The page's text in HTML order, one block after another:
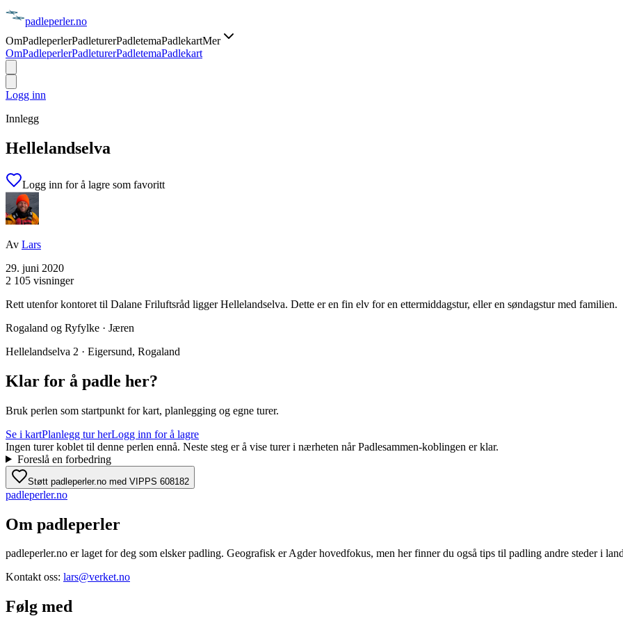
padleperler.no
OmPadleperlerPadleturerPadletemaPadlekartMer
OmPadleperlerPadleturerPadletemaPadlekart
Logg inn
Innlegg
Hellelandselva
Logg inn for å lagre som favoritt
Av Lars
29. juni 2020
2 105 visninger
Rett utenfor kontoret til Dalane Friluftsråd ligger Hellelandselva. Dette er en fin elv for en ettermiddagstur, eller en søndagstur med familien.
Rogaland og Ryfylke · Jæren
Hellelandselva 2 · Eigersund, Rogaland
Klar for å padle her?
Bruk perlen som startpunkt for kart, planlegging og egne turer.
Se i kartPlanlegg tur herLogg inn for å lagre
Ingen turer koblet til denne perlen ennå. Neste steg er å vise turer i nærheten når Padlesammen-koblingen er klar.
Foreslå en forbedring
Støtt padleperler.no med VIPPS 608182
padleperler.no
Om padleperler
padleperler.no er laget for deg som elsker padling. Geografisk er Agder hovedfokus, men her finner du også tips til padling andre steder i
Kontakt oss: lars@verket.no
Følg med